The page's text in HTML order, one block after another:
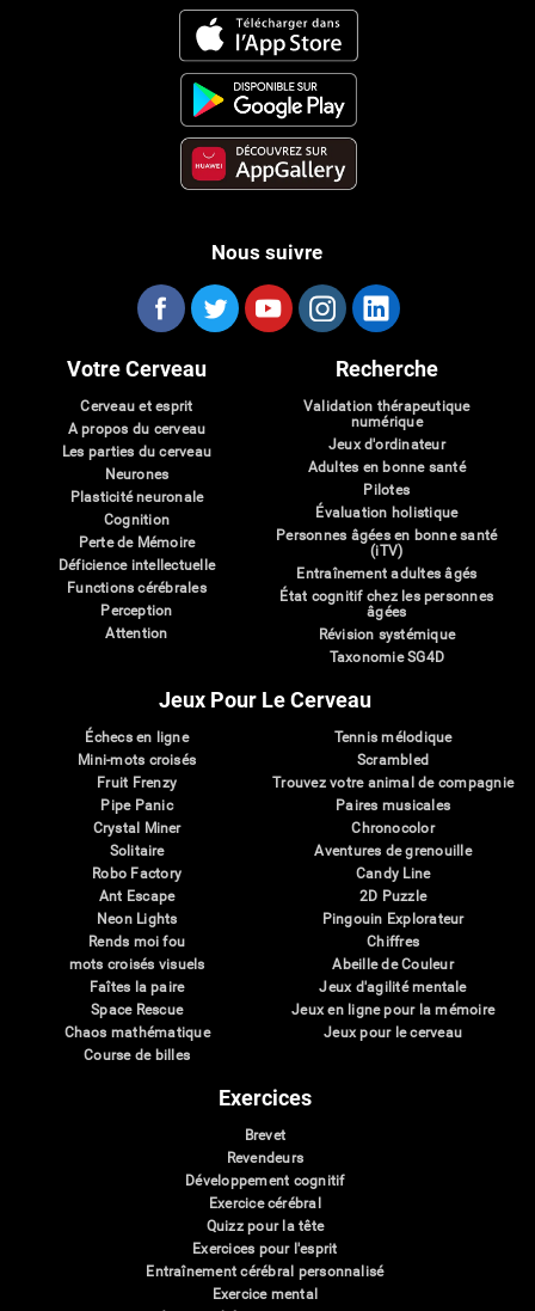
Nous suivre
Votre Cerveau
Cerveau et esprit
A propos du cerveau
Les parties du cerveau
Neurones
Plasticité neuronale
Cognition
Perte de Mémoire
Déficience intellectuelle
Functions cérébrales
Perception
Attention
Recherche
Validation thérapeutique
numérique
Jeux d'ordinateur
Adultes en bonne santé
Pilotes
Évaluation holistique
Personnes âgées en bonne santé
(iTV)
Entraînement adultes âgés
État cognitif chez les personnes
âgées
Révision systémique
Taxonomie SG4D
Jeux Pour Le Cerveau
Échecs en ligne
Mini-mots croisés
Fruit Frenzy
Pipe Panic
Crystal Miner
Solitaire
Robo Factory
Ant Escape
Neon Lights
Rends moi fou
mots croisés visuels
Faîtes la paire
Space Rescue
Chaos mathématique
Course de billes
Tennis mélodique
Scrambled
Trouvez votre animal de compagnie
Paires musicales
Chronocolor
Aventures de grenouille
Candy Line
2D Puzzle
Pingouin Explorateur
Chiffres
Abeille de Couleur
Jeux d'agilité mentale
Jeux en ligne pour la mémoire
Jeux pour le cerveau
Exercices
Brevet
Revendeurs
Développement cognitif
Exercice cérébral
Quizz pour la tête
Exercices pour l'esprit
Entraînement cérébral personnalisé
Exercice mental